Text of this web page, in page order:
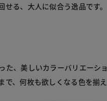
る、大人に似合う逸品です。
た、美しいカラーバリエーショ
で、何枚も欲しくなる色を揃え